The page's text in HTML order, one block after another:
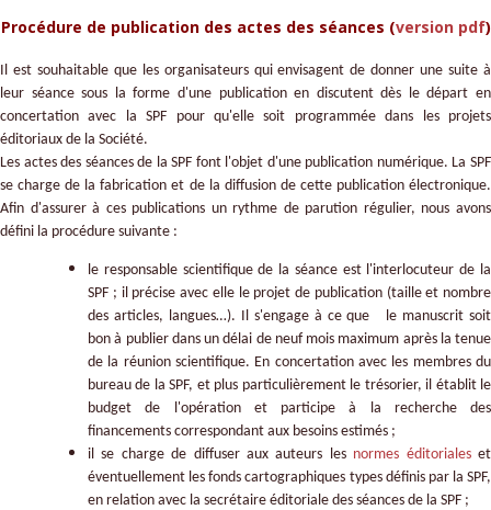
Procédure de publication des actes des séances (version pdf)
Il est souhaitable que les organisateurs qui envisagent de donner une suite à
leur séance sous la forme d'une publication en discutent dès le départ en
concertation avec la SPF pour qu'elle soit programmée dans les projets
éditoriaux de la Société.
Les actes des séances de la SPF font l'objet d'une publication numérique. La SPF
se charge de la fabrication et de la diffusion de cette publication électronique.
Afin d'assurer à ces publications un rythme de parution régulier, nous avons
défini la procédure suivante :
le responsable scientifique de la séance est l'interlocuteur de la
SPF ; il précise avec elle le projet de publication (taille et nombre
des articles, langues…). Il s'engage à ce que le manuscrit soit
bon à publier dans un délai de neuf mois maximum après la tenue
de la réunion scientifique. En concertation avec les membres du
bureau de la SPF, et plus particulièrement le trésorier, il établit le
budget de l'opération et participe à la recherche des
financements correspondant aux besoins estimés ;
il se charge de diffuser aux auteurs les normes éditorialeset
éventuellement les fonds cartographiques types définis par la SPF,
en relation avec la secrétaire éditoriale des séances de la SPF ;